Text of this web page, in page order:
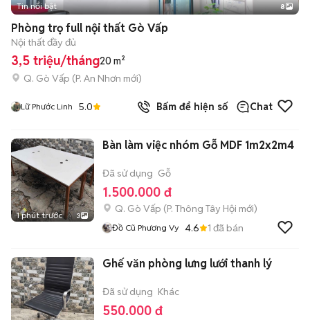
+2
Tin nổi bật 8
Phòng trọ full nội thất Gò Vấp
Nội thất đầy đủ
3,5 triệu/tháng20 m²
Q. Gò Vấp (P. An Nhơn mới)
Lữ Phước Linh 5.0 Bấm để hiện số Chat
1 phút trước 3
Bàn làm việc nhóm Gỗ MDF 1m2x2m4
Đã sử dụng Gỗ
1.500.000 đ
Q. Gò Vấp (P. Thông Tây Hội mới)
Đồ Cũ Phương Vy 4.6 1 đã bán
Ghế văn phòng lưng lưới thanh lý
Đã sử dụng Khác
550.000 đ